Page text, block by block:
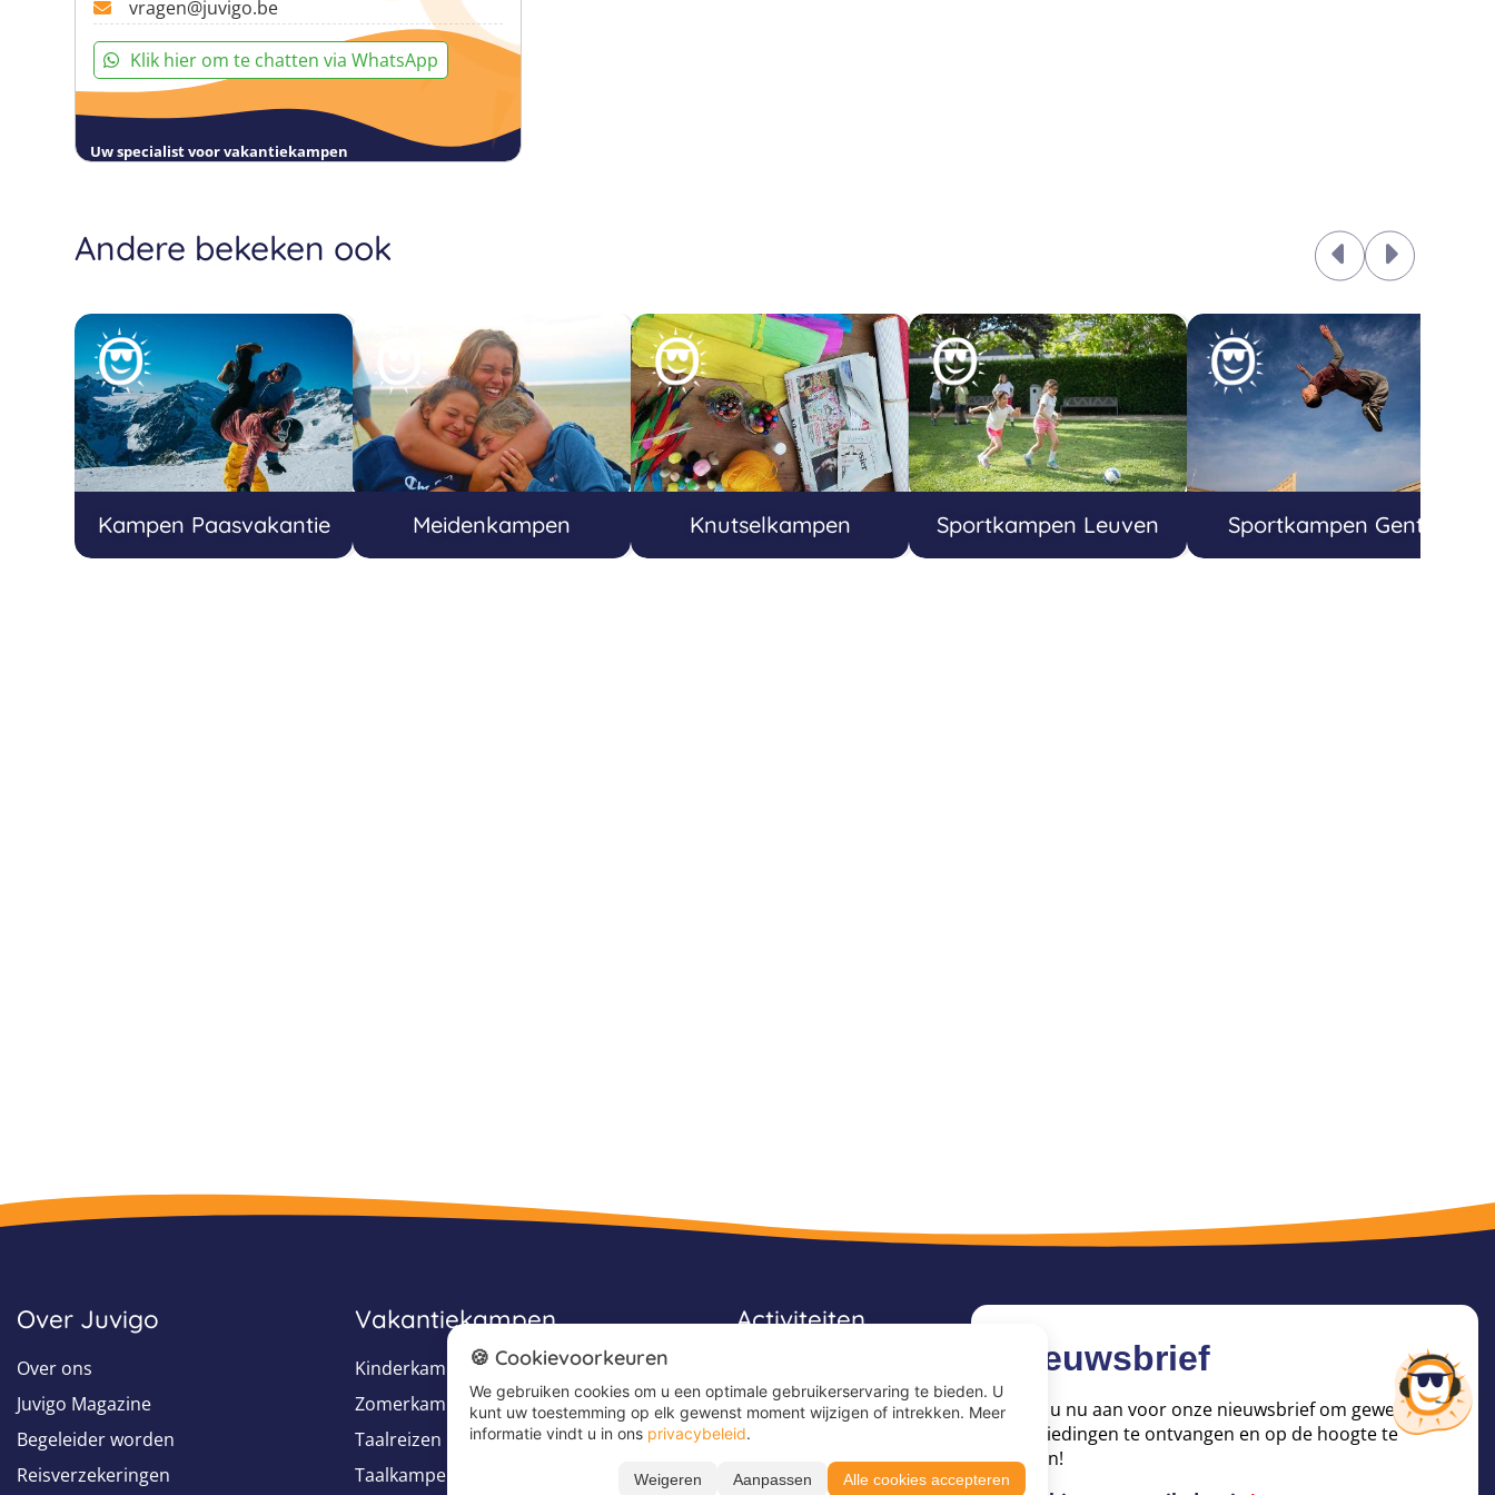
vragen@juvigo.be
Klik hier om te chatten via WhatsApp
Uw specialist voor vakantiekampen
Andere bekeken ook
Kampen Paasvakantie Meidenkampen Knutselkampen Sportkampen Leuven Sportkampen Gent
Over Juvigo
Over ons
Juvigo Magazine
Begeleider worden
Reisverzekeringen
Vakantiekampen
Kinderkampen
Zomerkampen
Taalreizen
Taalkampen
Activiteiten
Game kampen
Ponykampen
Sportkampen
Nieuwsbrief
Meld u nu aan voor onze nieuwsbrief om geweldige
aanbiedingen te ontvangen en op de hoogte te
blijven!
🍪 Cookievoorkeuren
We gebruiken cookies om u een optimale gebruikerservaring te bieden. U
kunt uw toestemming op elk gewenst moment wijzigen of intrekken. Meer
informatie vindt u in ons privacybeleid.
Weigeren Aanpassen Alle cookies accepteren